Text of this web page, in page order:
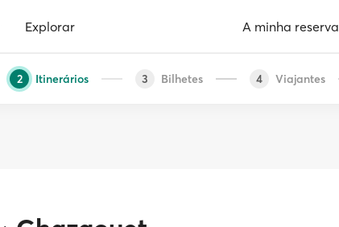
Explorar A minha reserva
2 Itinerários 3 Bilhetes 4 Viajantes